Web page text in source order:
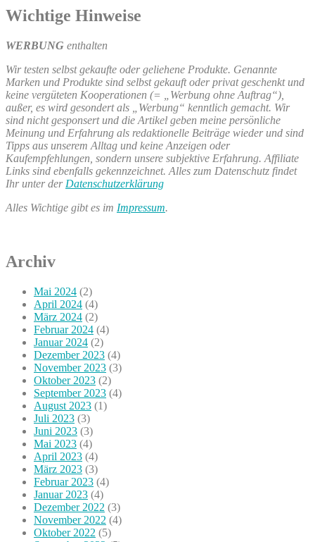
Wichtige Hinweise
WERBUNG enthalten
Wir testen selbst gekaufte oder geliehene Produkte. Genannte
Marken und Produkte sind selbst gekauft oder privat geschenkt und
keine vergüteten Kooperationen (= „Werbung ohne Auftrag“),
außer, es wird gesondert als „Werbung“ kenntlich gemacht. Wir
sind nicht gesponsert und die Artikel geben meine persönliche
Meinung und Erfahrung als redaktionelle Beiträge wieder und sind
Tipps aus unserem Alltag und keine Anzeigen oder
Kaufempfehlungen, sondern unsere subjektive Erfahrung. Affiliate
Links sind ebenfalls gekennzeichnet. Alles zum Datenschutz findet
Ihr unter der Datenschutzerklärung
Alles Wichtige gibt es im Impressum.
Archiv
Mai 2024 (2)
April 2024 (4)
März 2024 (2)
Februar 2024 (4)
Januar 2024 (2)
Dezember 2023 (4)
November 2023 (3)
Oktober 2023 (2)
September 2023 (4)
August 2023 (1)
Juli 2023 (3)
Juni 2023 (3)
Mai 2023 (4)
April 2023 (4)
März 2023 (3)
Februar 2023 (4)
Januar 2023 (4)
Dezember 2022 (3)
November 2022 (4)
Oktober 2022 (5)